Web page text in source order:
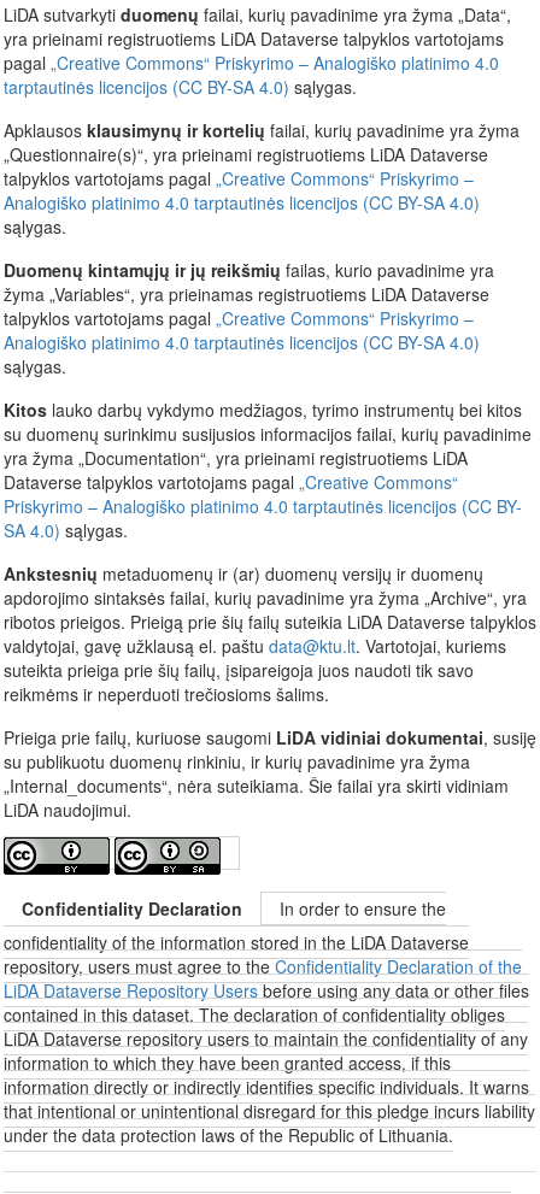
LiDA sutvarkyti duomenų failai, kurių pavadinime yra žyma „Data“,
yra prieinami registruotiems LiDA Dataverse talpyklos vartotojams
pagal „Creative Commons“ Priskyrimo – Analogiško platinimo 4.0
tarptautinės licencijos (CC BY-SA 4.0) sąlygas.
Apklausos klausimynų ir kortelių failai, kurių pavadinime yra žyma
„Questionnaire(s)“, yra prieinami registruotiems LiDA Dataverse
talpyklos vartotojams pagal „Creative Commons“ Priskyrimo –
Analogiško platinimo 4.0 tarptautinės licencijos (CC BY-SA 4.0)
sąlygas.
Duomenų kintamųjų ir jų reikšmių failas, kurio pavadinime yra
žyma „Variables“, yra prieinamas registruotiems LiDA Dataverse
talpyklos vartotojams pagal „Creative Commons“ Priskyrimo –
Analogiško platinimo 4.0 tarptautinės licencijos (CC BY-SA 4.0)
sąlygas.
Kitoslauko darbų vykdymo medžiagos, tyrimo instrumentų bei kitos
su duomenų surinkimu susijusios informacijos failai, kurių pavadinime
yra žyma „Documentation“, yra prieinami registruotiems LiDA
Dataverse talpyklos vartotojams pagal „Creative Commons“
Priskyrimo – Analogiško platinimo 4.0 tarptautinės licencijos (CC BY-
SA 4.0) sąlygas.
Ankstesnių metaduomenų ir (ar) duomenų versijų ir duomenų
apdorojimo sintaksės failai, kurių pavadinime yra žyma „Archive“, yra
ribotos prieigos. Prieigą prie šių failų suteikia LiDA Dataverse talpyklos
valdytojai, gavę užklausą el. paštu data@ktu.lt. Vartotojai, kuriems
suteikta prieiga prie šių failų, įsipareigoja juos naudoti tik savo
reikmėms ir neperduoti trečiosioms šalims.
Prieiga prie failų, kuriuose saugomi LiDA vidiniai dokumentai, susiję
su publikuotu duomenų rinkiniu, ir kurių pavadinime yra žyma
„Internal_documents“, nėra suteikiama. Šie failai yra skirti vidiniam
LiDA naudojimui.
Confidentiality Declaration
In order to ensure the
confidentiality of the information stored in the LiDA Dataverse
repository, users must agree to theConfidentiality Declaration of the
LiDA Dataverse Repository Usersbefore using any data or other files
contained in this dataset. The declaration of confidentiality obliges
LiDA Dataverse repository users to maintain the confidentiality of any
information to which they have been granted access, if this
information directly or indirectly identifies specific individuals. It warns
that intentional or unintentional disregard for this pledge incurs liability
under the data protection laws of the Republic of Lithuania.